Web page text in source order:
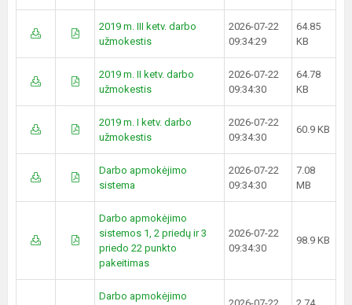
2019 m. III ketv. darbo
užmokestis
2026-07-22
09:34:29
64.85
KB
2019 m. II ketv. darbo
užmokestis
2026-07-22
09:34:30
64.78
KB
2019 m. I ketv. darbo
užmokestis
2026-07-22
09:34:30
60.9 KB
Darbo apmokėjimo
sistema
2026-07-22
09:34:30
7.08
MB
Darbo apmokėjimo
sistemos 1, 2 priedų ir 3
priedo 22 punkto
pakeitimas
2026-07-22
09:34:30
98.9 KB
Darbo apmokėjimo